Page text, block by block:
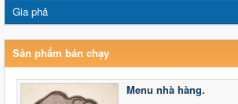
Gia phả
Sản phẩm bán chạy
Menu nhà hàng.